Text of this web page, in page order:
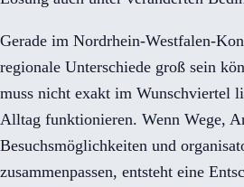
Gerade im Nordrhein-Westfalen-
regionale Unterschiede groß sein
muss nicht exakt im Wunschviertel
Alltag funktionieren. Wenn Wege,
Besuchsmöglichkeiten und
zusammenpassen, entsteht eine